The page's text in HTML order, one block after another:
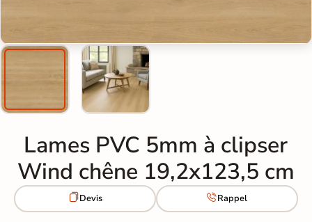
Lames PVC 5mm à clipser
Wind chêne 19,2x123,5 cm
Devis Rappel